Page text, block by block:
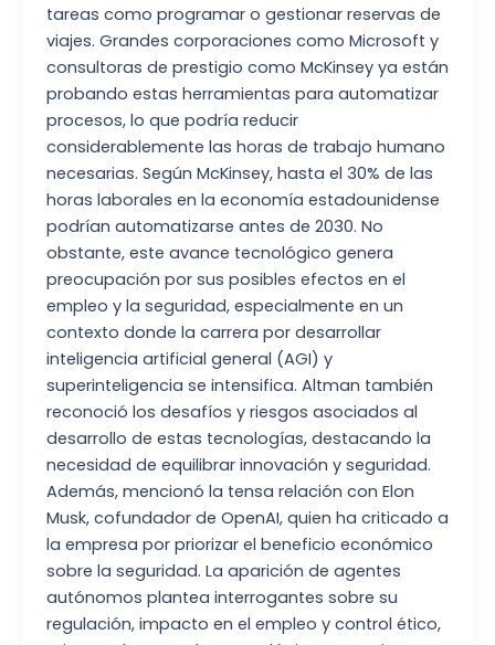
tareas como programar o gestionar reservas de
viajes. Grandes corporaciones como Microsoft y
consultoras de prestigio como McKinsey ya están
probando estas herramientas para automatizar
procesos, lo que podría reducir
considerablemente las horas de trabajo humano
necesarias. Según McKinsey, hasta el 30% de las
horas laborales en la economía estadounidense
podrían automatizarse antes de 2030. No
obstante, este avance tecnológico genera
preocupación por sus posibles efectos en el
empleo y la seguridad, especialmente en un
contexto donde la carrera por desarrollar
inteligencia artificial general (AGI) y
superinteligencia se intensifica. Altman también
reconoció los desafíos y riesgos asociados al
desarrollo de estas tecnologías, destacando la
necesidad de equilibrar innovación y seguridad.
Además, mencionó la tensa relación con Elon
Musk, cofundador de OpenAI, quien ha criticado a
la empresa por priorizar el beneficio económico
sobre la seguridad. La aparición de agentes
autónomos plantea interrogantes sobre su
regulación, impacto en el empleo y control ético,